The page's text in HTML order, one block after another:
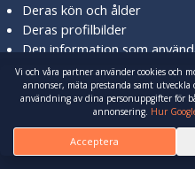
Deras kön och ålder
Deras profilbilder
Den information som
intressen och sexuella
Tillhandahållande till tredje
Vi kan vidarebefordra deras
partner är involverade i
Vi och våra partner använder cookies och
annonser, mäta prestanda samt
användning av dina personuppgifter för
annonsering. Hur
Acceptera